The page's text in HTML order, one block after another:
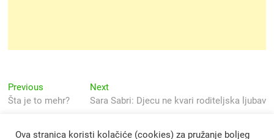
Navigacija
objava
Previous
post:
Šta je to mehr?
NextNext
post:
Sara Sabri: Djecu ne kvari roditeljska ljubav
Ova stranica koristi kolačiće (cookies) za pružanje boljeg